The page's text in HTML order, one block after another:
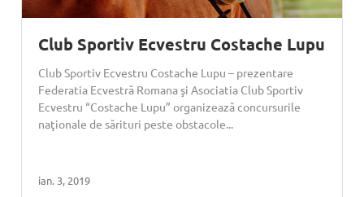
Club Sportiv Ecvestru Costache Lupu
Club Sportiv Ecvestru Costache Lupu – prezentare
Federatia Ecvestră Romana şi Asociatia Club Sportiv
Ecvestru “Costache Lupu” organizează concursurile
naţionale de sărituri peste obstacole...
ian. 3, 2019